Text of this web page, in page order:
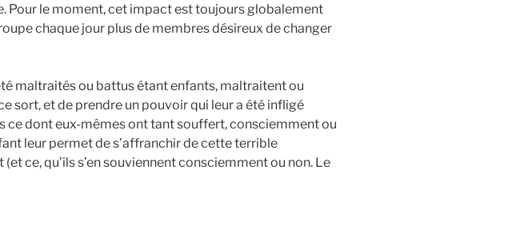
Pour le moment, cet impact est toujours globalement
chaque jour plus de membres désireux de changer
maltraités ou battus étant enfants, maltraitent ou
sort, et de prendre un pouvoir qui leur a été infligé
ce dont eux-mêmes ont tant souffert, consciemment ou
leur permet de s’affranchir de cette terrible
ce, qu’ils s’en souviennent consciemment ou non. Le